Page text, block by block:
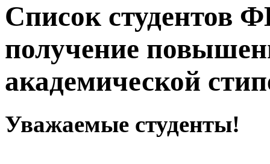
Список студентов
получение
академической
Уважаемые студенты!